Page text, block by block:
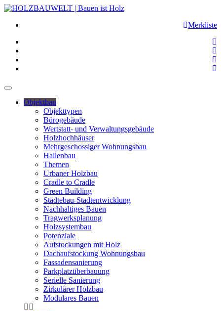
Merkliste
Objektbau
Objekttypen
Bürogebäude
Wertstatt- und Verwaltungsgebäude
Holzhochhäuser
Mehrgeschossiger Wohnungsbau
Hallenbau
Themen
Urbaner Holzbau
Cradle to Cradle
Green Building
Städtebau-Stadtentwicklung
Nachhaltiges Bauen
Tragwerksplanung
Holzsystembau
Potenziale
Aufstockungen mit Holz
Dachaufstockung Wohnungsbau
Fassadensanierung
Parkplatzüberbauung
Serielle Sanierung
Zirkulärer Holzbau
Modulares Bauen